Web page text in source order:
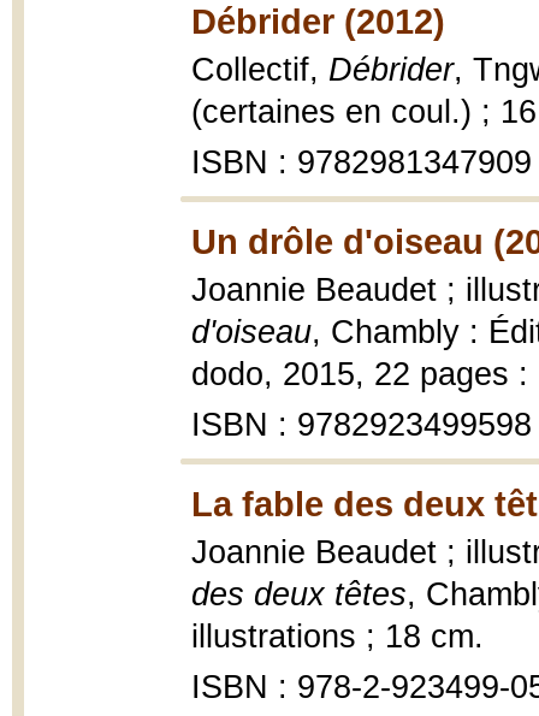
Débrider (2012)
Collectif, Débrider,
(certaines en coul.) ;
ISBN : 9782981347909
Un drôle d'oiseau
Joannie Beaudet ;
d'oiseau, Chambly :
dodo, 2015, 22 pages
ISBN : 9782923499598
La fable des deux
Joannie Beaudet ;
des deux têtes,
illustrations ; 18 cm.
ISBN : 978-2-923499-